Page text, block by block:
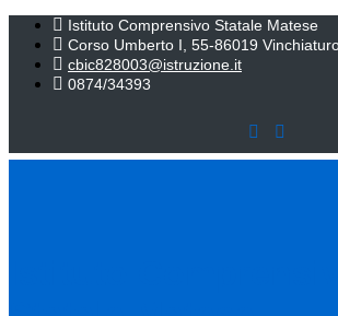
Istituto Comprensivo Statale Matese
Corso Umberto I, 55-86019
cbic828003@istruzione.it
0874/34393